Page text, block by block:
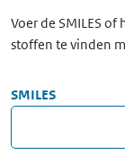
Voer de SMILES
stoffen te vinden
SMILES